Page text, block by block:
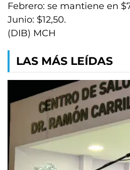
Febrero: se mantiene en
Junio: $12,50.
(DIB) MCH
LAS MÁS LEÍDAS